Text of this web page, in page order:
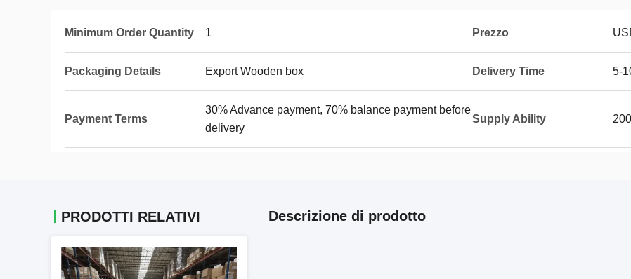
Minimum Order Quantity 1 Prezzo
Packaging Details Export Wooden box Delivery Time 5-
Payment Terms
30% Advance payment, 70% balance payment before
delivery
Supply Ability
PRODOTTI RELATIVI Descrizione di prodotto